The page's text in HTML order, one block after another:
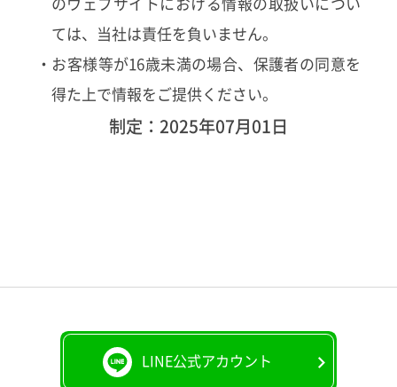
のウェブサイトにおける情報の取扱いについ
ては、当社は責任を負いません。
・お客様等が16歳未満の場合、保護者の同意を
得た上で情報をご提供ください。
制定：2025年07月01日
LINE公式アカウント